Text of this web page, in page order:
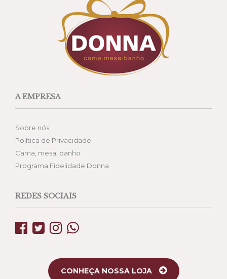
A EMPRESA
Sobre nós
Política de Privacidade
Cama, mesa, banho
Programa Fidelidade Donna
REDES SOCIAIS
CONHEÇA NOSSA LOJA